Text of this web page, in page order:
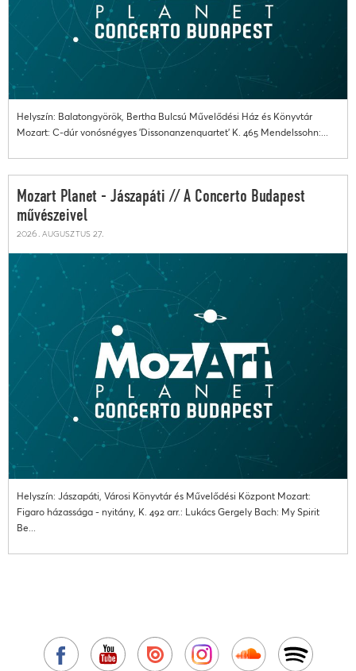
Helyszín: Balatongyörök, Bertha Bulcsú Művelődési Ház és Könyvtár
Mozart: C-dúr vonósnégyes 'Dissonanzenquartet' K. 465 Mendelssohn:...
Mozart Planet - Jászapáti // A Concerto Budapest
művészeivel
2026. augusztus 27.
Helyszín: Jászapáti, Városi Könyvtár és Művelődési Központ Mozart:
Figaro házassága - nyitány, K. 492 arr.: Lukács Gergely Bach: My Spirit
Be...